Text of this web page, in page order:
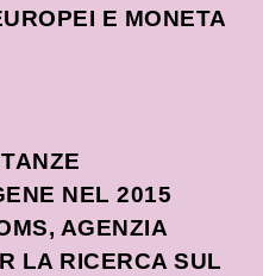
E MONETA
NEL 2015
AGENZIA
LA RICERCA SUL